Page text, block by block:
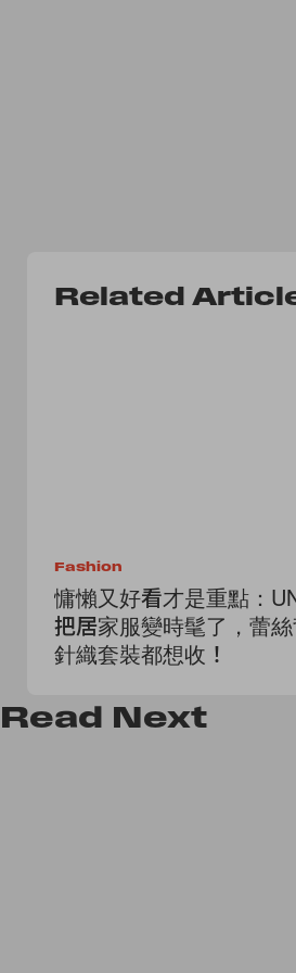
Related
Fashion
慵懶又好看才是重點：
把居家服變時髦了，蕾
針織套裝都想收！
Read Next